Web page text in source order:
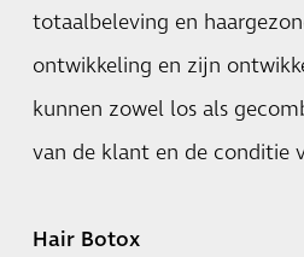
totaalbeleving en
ontwikkeling en zijn
kunnen zowel los als
van de klant en de conditie
Hair Botox